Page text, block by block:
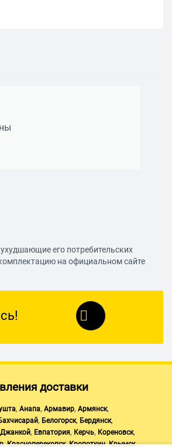
его потребительских
на официальном сайте
доставки
, Анапа, Армавир, Армянск,
, Белогорск, Бердянск,
Джанкой, Евпатория, Керчь, Кореновск,
,Красноперекопск,Кропоткин,Крымск,